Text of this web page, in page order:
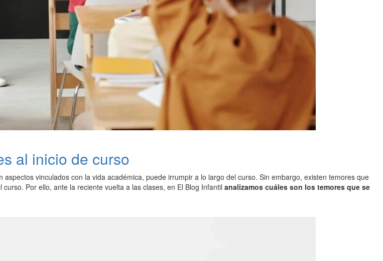
al inicio de curso
aspectos vinculados con la vida académica, puede irrumpir a lo largo del curso. Sin embargo, existen temores que
Por ello, ante la reciente vuelta a las clases, en El Blog Infantil analizamos cuáles son los temores que se